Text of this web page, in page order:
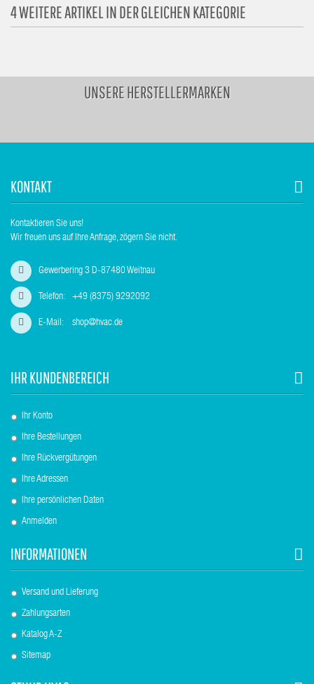
4 WEITERE ARTIKEL IN DER GLEICHEN KATEGORIE
UNSERE HERSTELLERMARKEN
KONTAKT
Kontaktieren Sie uns!
Wir freuen uns auf Ihre Anfrage, zögern Sie nicht.
Gewerbering 3 D-87480 Weitnau
Telefon: +49 (8375) 9292092
E-Mail: shop@hvac.de
IHR KUNDENBEREICH
Ihr Konto
Ihre Bestellungen
Ihre Rückvergütungen
Ihre Adressen
Ihre persönlichen Daten
Anmelden
INFORMATIONEN
Versand und Lieferung
Zahlungsarten
Katalog A-Z
Sitemap